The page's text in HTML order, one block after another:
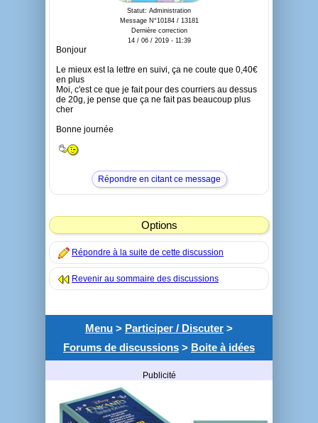
Statut: Administration
Message N°10184 / 13181
Dernière correction
14 / 06 / 2019 - 11:39
Bonjour
Le mieux est la lettre en suivi, ça ne coute que 0,40€
en plus
Moi, c'est ce que je fait pour des courriers au dessus
de 20g, je pense que ça ne fait pas beaucoup plus
cher
Bonne journée
Répondre en citant ce message
Options
Répondre à la suite de cette discussion
Revenir au sommaire des discussions
Menu > Participer / Discuter >
Forums de discussions > Boite à idées
Publicité